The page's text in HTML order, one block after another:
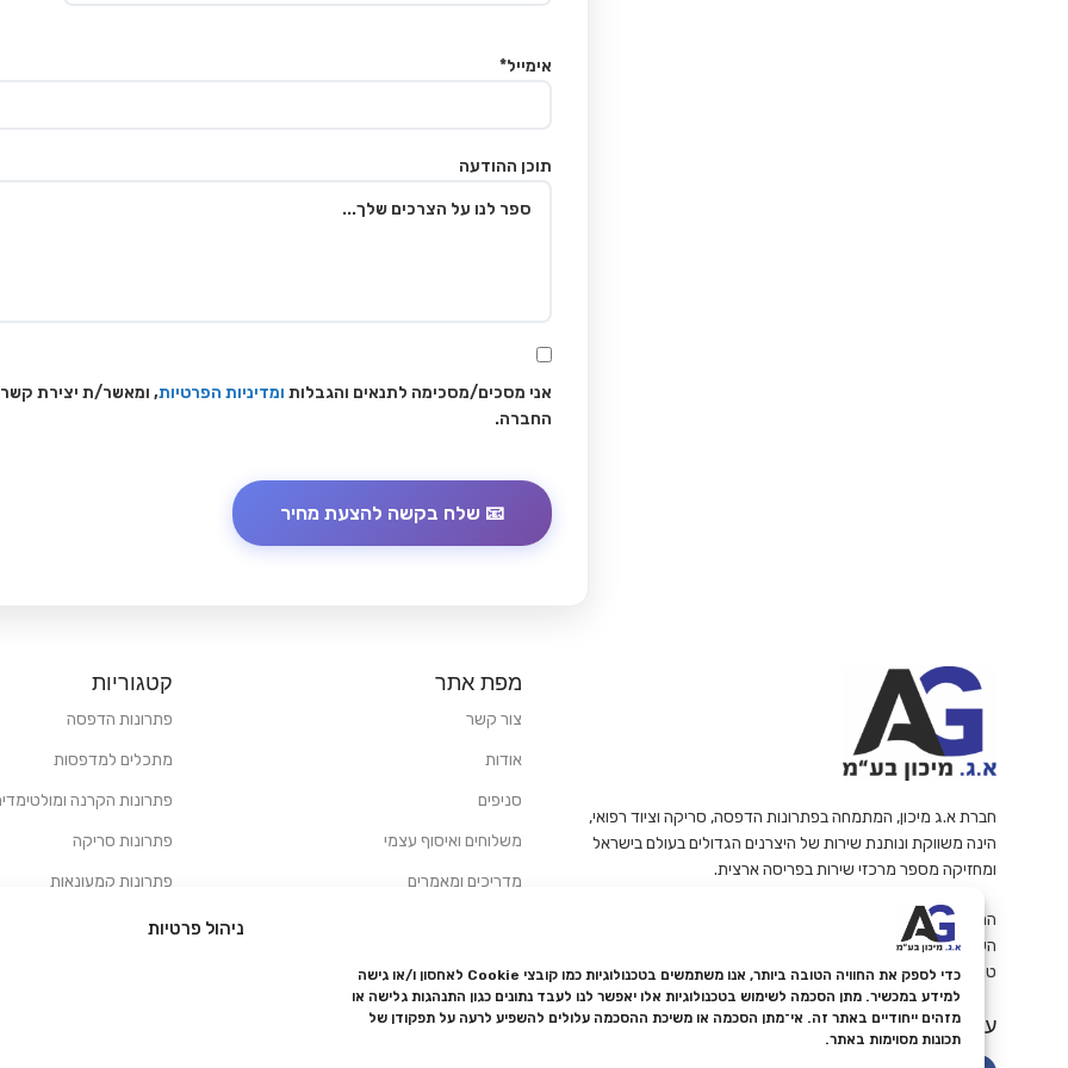
ניהול פרטיות
כדי לספק את החוויה הטובה ביותר, אנו משתמשים בטכנולוגיות כמו קובצי Cookie לאחסון ו/או גישה
למידע במכשיר. מתן הסכמה לשימוש בטכנולוגיות אלו יאפשר לנו לעבד נתונים כגון התנהגות גלישה או
מזהים ייחודיים באתר זה. אי־מתן הסכמה או משיכת ההסכמה עלולים להשפיע לרעה על תפקודן של
תכונות מסוימות באתר.
אימייל*
תוכן ההודעה
אני מסכים/מסכימה לתנאים והגבלות ומדיניות הפרטיות, ומאשר/ת יצירת
החברה.
חברת א.ג מיכון, המתמחה בפתרונות הדפסה, סריקה וציוד רפואי,
הינה משווקת ונותנת שירות של היצרנים הגדולים בעולם בישראל
ומחזיקה מספר מרכזי שירות בפריסה ארצית.
השירות האמין והמקצועי ביותר ללקוחותיה.
ט.ל.ח
עקבו אחרינו
מפת אתר
צור קשר
אודות
סניפים
משלוחים ואיסוף עצמי
מדריכים ומאמרים
הצהרת נגישות
קטגוריות
פתרונות הדפסה
מתכלים למדפסות
פתרונות הקרנה
פתרונות סריקה
פתרונות קמעונאות
פתרונות למגזר הרפואי